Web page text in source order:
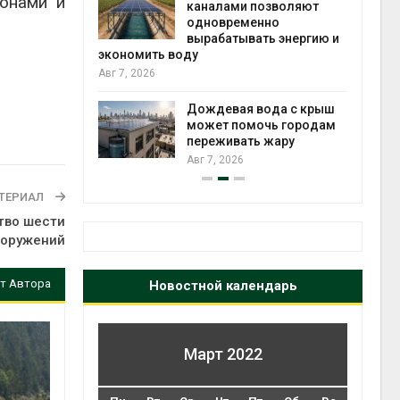
шести
Автора
каналами позволяют
одновременно
вырабатывать энергию и
экономить воду
Авг 7, 2026
Дождевая вода с крыш
может помочь городам
переживать жару
Авг 7, 2026
Новостной календарь
Март 2022